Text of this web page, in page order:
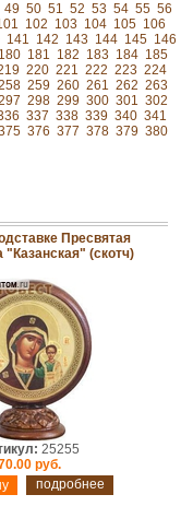
49 50 51 52 53 54 55 56
102 103 104 105 106
141 142 143 144 145 146
180 181 182 183 184 185
220 221 222 223 224
259 260 261 262 263
298 299 300 301 302
337 338 339 340 341
376 377 378 379 380
Пресвятая
"Казанская" (скотч)
25255
руб.
подробнее